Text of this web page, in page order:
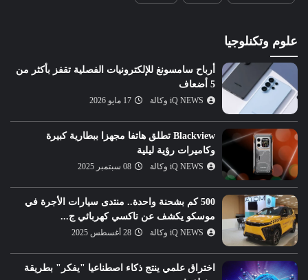
علوم وتكنلوجيا
أرباح سامسونغ للإلكترونيات الفصلية تقفز بأكثر من
5 أضعاف
iQ NEWS وكالة 17 مايو 2026
Blackview تطلق هاتفا مجهزا ببطارية كبيرة
وكاميرات رؤية ليلية
iQ NEWS وكالة 08 سبتمبر 2025
500 كم بشحنة واحدة.. منتدى سيارات الأجرة في
موسكو يكشف عن تاكسي كهربائي ج...
iQ NEWS وكالة 28 أغسطس 2025
اختراق علمي ينتج ذكاء اصطناعيا "يفكر" بطريقة